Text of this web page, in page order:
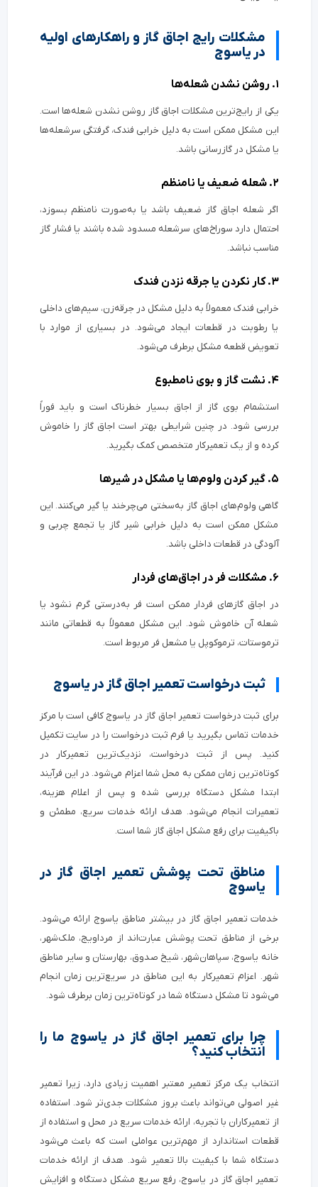
مشکلات رایج اجاق گاز و راهکارهای اولیه
در یاسوج
۱. روشن نشدن شعله‌ها
یکی از رایج‌ترین مشکلات اجاق گاز روشن نشدن شعله‌ها است.
این مشکل ممکن است به دلیل خرابی فندک، گرفتگی سرشعله‌ها
یا مشکل در گازرسانی باشد.
۲. شعله ضعیف یا نامنظم
اگر شعله اجاق گاز ضعیف باشد یا به‌صورت نامنظم بسوزد،
احتمال دارد سوراخ‌های سرشعله مسدود شده باشند یا فشار گاز
مناسب نباشد.
۳. کار نکردن یا جرقه نزدن فندک
خرابی فندک معمولاً به دلیل مشکل در جرقه‌زن، سیم‌های داخلی
یا رطوبت در قطعات ایجاد می‌شود. در بسیاری از موارد با
تعویض قطعه مشکل برطرف می‌شود.
۴. نشت گاز و بوی نامطبوع
استشمام بوی گاز از اجاق بسیار خطرناک است و باید فوراً
بررسی شود. در چنین شرایطی بهتر است اجاق گاز را خاموش
کرده و از یک تعمیرکار متخصص کمک بگیرید.
۵. گیر کردن ولوم‌ها یا مشکل در شیرها
گاهی ولوم‌های اجاق گاز به‌سختی می‌چرخند یا گیر می‌کنند. این
مشکل ممکن است به دلیل خرابی شیر گاز یا تجمع چربی و
آلودگی در قطعات داخلی باشد.
۶. مشکلات فر در اجاق‌های فردار
در اجاق گازهای فردار ممکن است فر به‌درستی گرم نشود یا
شعله آن خاموش شود. این مشکل معمولاً به قطعاتی مانند
ترموستات، ترموکوپل یا مشعل فر مربوط است.
ثبت درخواست تعمیر اجاق گاز در یاسوج
برای ثبت درخواست تعمیر اجاق گاز در یاسوج کافی است با مرکز
خدمات تماس بگیرید یا فرم ثبت درخواست را در سایت تکمیل
کنید. پس از ثبت درخواست، نزدیک‌ترین تعمیرکار در
کوتاه‌ترین زمان ممکن به محل شما اعزام می‌شود. در این فرآیند
ابتدا مشکل دستگاه بررسی شده و پس از اعلام هزینه،
تعمیرات انجام می‌شود. هدف ارائه خدمات سریع، مطمئن و
باکیفیت برای رفع مشکل اجاق گاز شما است.
مناطق تحت پوشش تعمیر اجاق گاز در
یاسوج
خدمات تعمیر اجاق گاز در بیشتر مناطق یاسوج ارائه می‌شود.
برخی از مناطق تحت پوشش عبارت‌اند از مرداویج، ملک‌شهر،
خانه یاسوج، سپاهان‌شهر، شیخ صدوق، بهارستان و سایر مناطق
شهر. اعزام تعمیرکار به این مناطق در سریع‌ترین زمان انجام
می‌شود تا مشکل دستگاه شما در کوتاه‌ترین زمان برطرف شود.
چرا برای تعمیر اجاق گاز در یاسوج ما را
انتخاب کنید؟
انتخاب یک مرکز تعمیر معتبر اهمیت زیادی دارد، زیرا تعمیر
غیر اصولی می‌تواند باعث بروز مشکلات جدی‌تر شود. استفاده
از تعمیرکاران با تجربه، ارائه خدمات سریع در محل و استفاده از
قطعات استاندارد از مهم‌ترین عواملی است که باعث می‌شود
دستگاه شما با کیفیت بالا تعمیر شود. هدف از ارائه خدمات
تعمیر اجاق گاز در یاسوج، رفع سریع مشکل دستگاه و افزایش